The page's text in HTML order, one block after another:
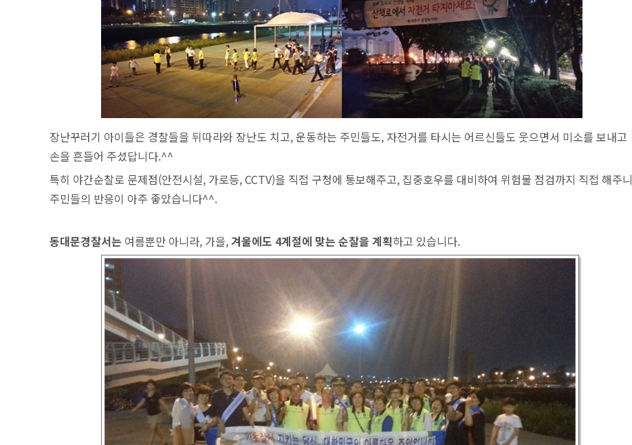
장난꾸러기 아이들은 경찰들을 뒤따라와 장난도 치고, 운동하는 주민들도, 자전거를 타시는 어르신들도 웃으면서 미소를 보내고
손을 흔들어 주셨답니다.^^
특히 야간순찰로 문제점(안전시설, 가로등, CCTV)을 직접 구청에 통보해주고, 집중호우를 대비하여 위험물 점검까지 직접 해주니
주민들의 반응이 아주 좋았습니다^^.
동대문경찰서는 여름뿐만 아니라, 가을,겨울에도 4계절에 맞는 순찰을 계획하고 있습니다.